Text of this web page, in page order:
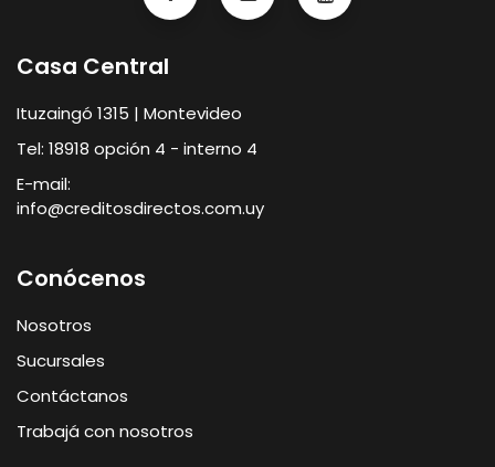
Conócenos
Nosotros
Sucursales
Contáctanos
Trabajá con nosotros
Casa Central
Ituzaingó 1315 | Montevideo
Tel: 18918 opción 4 - interno 4
E-mail:
info@creditosdirectos.com.uy